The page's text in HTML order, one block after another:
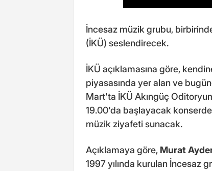
İncesaz müzik grubu,
(İKÜ) seslendirecek.
İKÜ açıklamasına göre,
piyasasında yer alan ve
Mart'ta İKÜ Akıngüç
19.00'da başlayacak
müzik ziyafeti sunacak.
Açıklamaya göre, Murat
1997 yılında kurulan İncesaz